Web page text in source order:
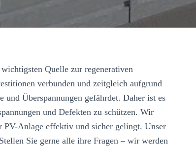
Quelle zur regenerativen
verbunden und zeitgleich aufgrund
Überspannungen gefährdet. Daher ist es
und Defekten zu schützen. Wir
PV-Anlage effektiv und sicher gelingt. Unser
Sie gerne alle ihre Fragen – wir werden